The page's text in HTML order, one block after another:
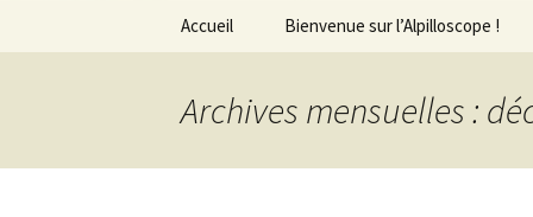
Aller
Accueil Bienvenue sur l’Alpilloscope !
Archives mensuelles :